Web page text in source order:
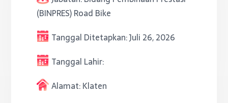
(BINPRES) Road Bike
Tanggal Ditetapkan:Juli 26, 2026
Tanggal Lahir:
Alamat:Klaten